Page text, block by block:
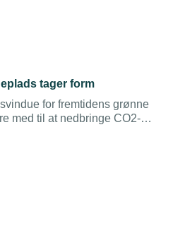
tager form
for fremtidens grønne
med til at nedbringe CO2-